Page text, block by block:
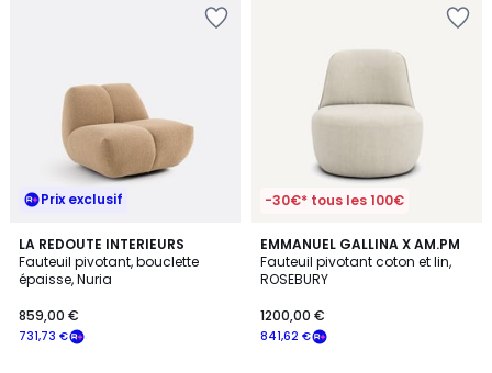
Prix exclusif
LA REDOUTE INTERIEURS
Fauteuil pivotant, bouclette
épaisse, Nuria
731,73 €
859,00 €
4
Couleurs
-30€* tous les 100€
EMMANUEL GALLINA X AM.PM
Fauteuil pivotant coton et lin,
ROSEBURY
841,62 €
1200,00 €
4
Couleurs